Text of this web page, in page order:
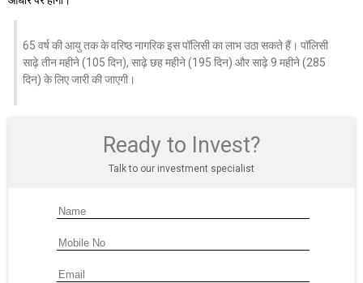
65 वर्ष की आयु तक के वरिष्ठ नागरिक इस पॉलिसी का लाभ उठा सकते हैं। पॉलिसी
साढ़े तीन महीने (105 दिन), साढ़े छह महीने (195 दिन) और साढ़े 9 महीने (285
दिन) के लिए जारी की जाएगी।
Ready to Invest?
Talk to our investment specialist